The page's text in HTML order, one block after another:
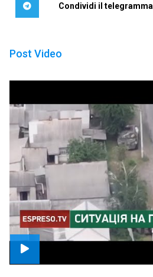
Condividi il telegramma
Post Video